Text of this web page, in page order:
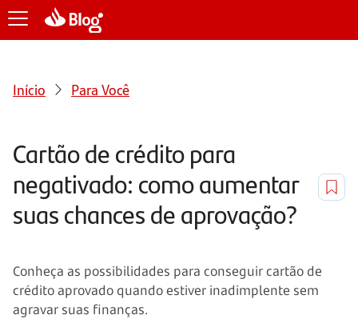
Início Para Você
Cartão de crédito para
negativado: como aumentar
suas chances de aprovação?
Conheça as possibilidades para conseguir cartão de
crédito aprovado quando estiver inadimplente sem
agravar suas finanças.